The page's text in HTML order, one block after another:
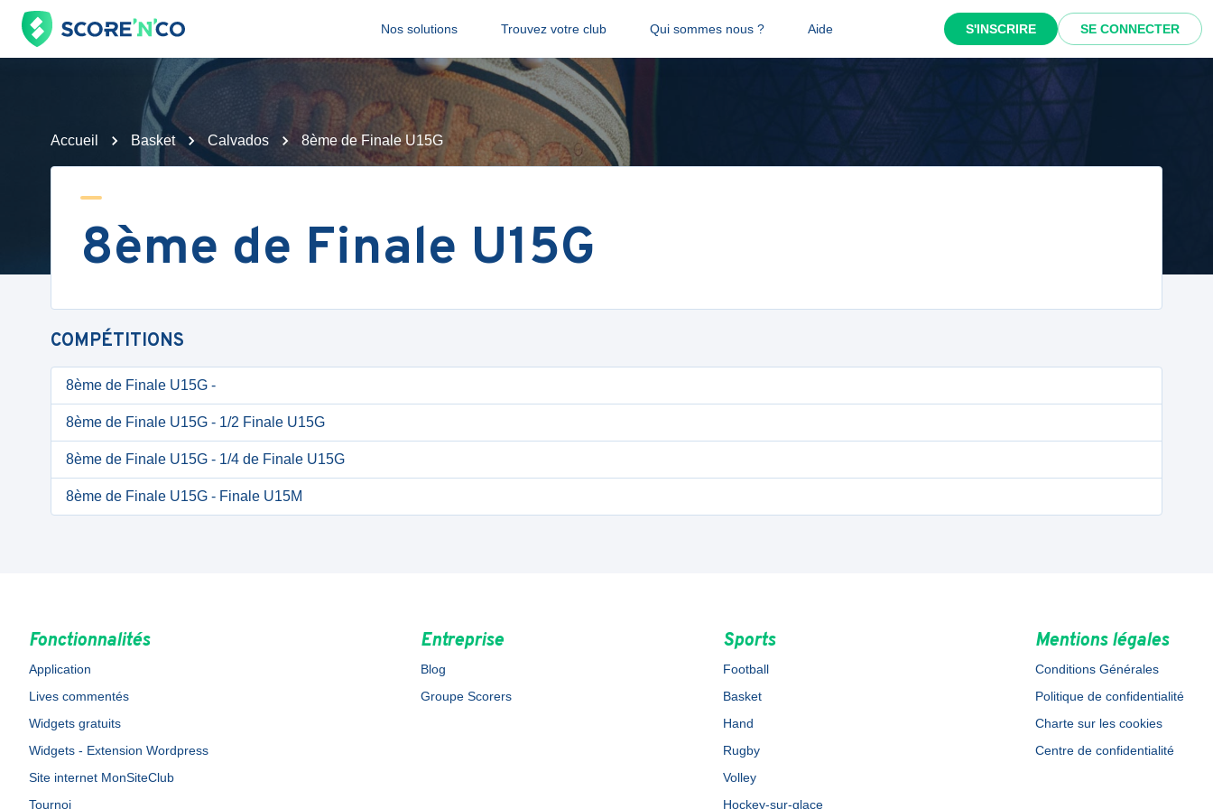
Nos solutions Trouvez votre club Qui sommes nous ? Aide S'INSCRIRE SE CONNECTER
Accueil Basket Calvados 8ème de Finale U15G
8ème de Finale U15G
COMPÉTITIONS
8ème de Finale U15G -
8ème de Finale U15G - 1/2 Finale U15G
8ème de Finale U15G - 1/4 de Finale U15G
8ème de Finale U15G - Finale U15M
Fonctionnalités
Application
Lives commentés
Widgets gratuits
Widgets - Extension Wordpress
Site internet MonSiteClub
Tournoi
Entreprise
Blog
Groupe Scorers
Sports
Football
Basket
Hand
Rugby
Volley
Hockey-sur-glace
Mentions légales
Conditions Générales
Politique de confidentialité
Charte sur les cookies
Centre de confidentialité